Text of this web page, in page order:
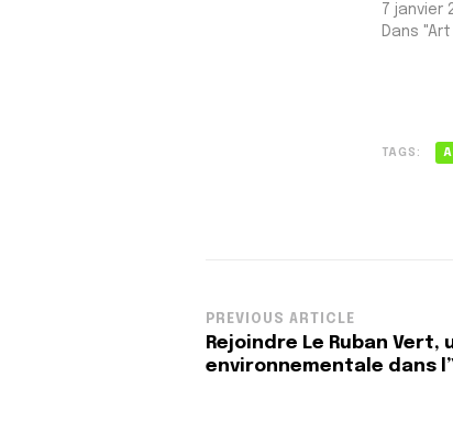
7 janvier
Dans
TAGS:
Post
Navigation
PREVIOUS ARTICLE
Rejoindre Le Ruban
environnementale dans